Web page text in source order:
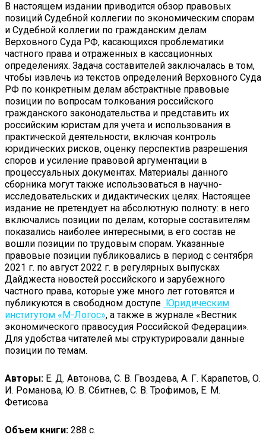
В настоящем издании приводится обзор правовых
позиций Судебной коллегии по экономическим спорам
и Судебной коллегии по гражданским делам
Верховного Суда РФ, касающихся проблематики
частного права и отраженных в кассационных
определениях. Задача составителей заключалась в том,
чтобы извлечь из текстов определений Верховного Суда
РФ по конкретным делам абстрактные правовые
позиции по вопросам толкования российского
гражданского законодательства и представить их
российским юристам для учета и использования в
практической деятельности, включая контроль
юридических рисков, оценку перспектив разрешения
споров и усиление правовой аргументации в
процессуальных документах. Материалы данного
сборника могут также использоваться в научно-
исследовательских и дидактических целях. Настоящее
издание не претендует на абсолютную полноту: в него
включались позиции по делам, которые составителям
показались наиболее интересными; в его состав не
вошли позиции по трудовым спорам. Указанные
правовые позиции публиковались в период с сентября
2021 г. по август 2022 г. в регулярных выпусках
Дайджеста новостей российского и зарубежного
частного права, которые уже много лет готовятся и
публикуются в свободном доступе Юридическим
институтом «М-Логос», а также в журнале «Вестник
экономического правосудия Российской Федерации».
Для удобства читателей мы структурировали данные
позиции по темам.
Авторы: Е. Д. Автонова, С. В. Гвоздева, А. Г. Карапетов, О.
И. Романова, Ю. В. Сбитнев, С. В. Трофимов, Е. М.
Фетисова
Объем книги: 288 с.